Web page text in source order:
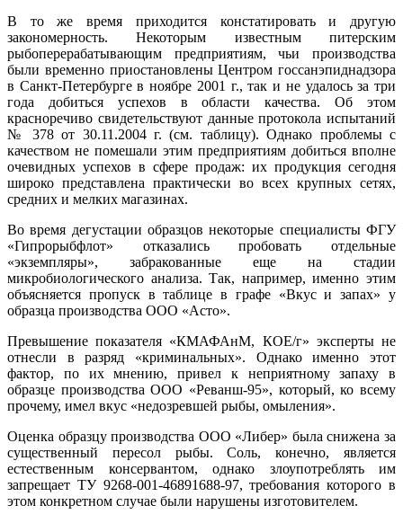
В то же время приходится констатировать и другую
закономерность. Некоторым известным питерским
рыбоперерабатывающим предприятиям, чьи производства
были временно приостановлены Центром госсанэпиднадзора
в Санкт-Петербурге в ноябре 2001 г., так и не удалось за три
года добиться успехов в области качества. Об этом
красноречиво свидетельствуют данные протокола испытаний
№ 378 от 30.11.2004 г. (см. таблицу). Однако проблемы с
качеством не помешали этим предприятиям добиться вполне
очевидных успехов в сфере продаж: их продукция сегодня
широко представлена практически во всех крупных сетях,
средних и мелких магазинах.
Во время дегустации образцов некоторые специалисты ФГУ
«Гипрорыбфлот» отказались пробовать отдельные
«экземпляры», забракованные еще на стадии
микробиологического анализа. Так, например, именно этим
объясняется пропуск в таблице в графе «Вкус и запах» у
образца производства ООО «Асто».
Превышение показателя «КМАФАнМ, КОЕ/г» эксперты не
отнесли в разряд «криминальных». Однако именно этот
фактор, по их мнению, привел к неприятному запаху в
образце производства ООО «Реванш-95», который, ко всему
прочему, имел вкус «недозревшей рыбы, омыления».
Оценка образцу производства ООО «Либер» была снижена за
существенный пересол рыбы. Соль, конечно, является
естественным консервантом, однако злоупотреблять им
запрещает ТУ 9268-001-46891688-97, требования которого в
этом конкретном случае были нарушены изготовителем.